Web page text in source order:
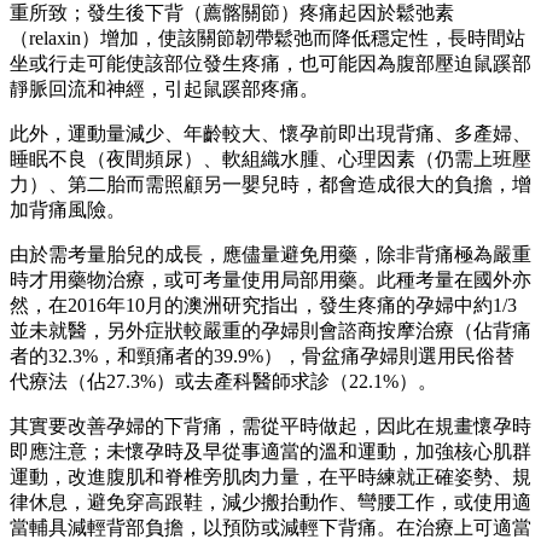
重所致；發生後下背（薦髂關節）疼痛起因於鬆弛素
（relaxin）增加，使該關節韌帶鬆弛而降低穩定性，長時間站
坐或行走可能使該部位發生疼痛，也可能因為腹部壓迫鼠蹊部
靜脈回流和神經，引起鼠蹊部疼痛。
此外，運動量減少、年齡較大、懷孕前即出現背痛、多產婦、
睡眠不良（夜間頻尿）、軟組織水腫、心理因素（仍需上班壓
力）、第二胎而需照顧另一嬰兒時，都會造成很大的負擔，增
加背痛風險。
由於需考量胎兒的成長，應儘量避免用藥，除非背痛極為嚴重
時才用藥物治療，或可考量使用局部用藥。此種考量在國外亦
然，在2016年10月的澳洲研究指出，發生疼痛的孕婦中約1/3
並未就醫，另外症狀較嚴重的孕婦則會諮商按摩治療（佔背痛
者的32.3%，和頸痛者的39.9%），骨盆痛孕婦則選用民俗替
代療法（佔27.3%）或去產科醫師求診（22.1%）。
其實要改善孕婦的下背痛，需從平時做起，因此在規畫懷孕時
即應注意；未懷孕時及早從事適當的溫和運動，加強核心肌群
運動，改進腹肌和脊椎旁肌肉力量，在平時練就正確姿勢、規
律休息，避免穿高跟鞋，減少搬抬動作、彎腰工作，或使用適
當輔具減輕背部負擔，以預防或減輕下背痛。在治療上可適當